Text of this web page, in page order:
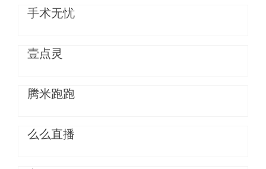
手术无忧
壹点灵
腾米跑跑
么么直播